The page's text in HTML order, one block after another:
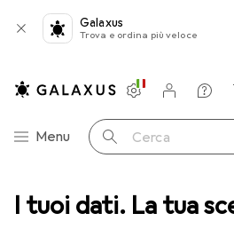
I tuoi dati. La tua
Galaxus
Trova e ordina più veloce
Categoria Navigazione
Menu Cerca
Impostazioni
Conto cliente
Liste di confronto
Liste dei desideri
Carrello
Lenti a contatto Air Optix più